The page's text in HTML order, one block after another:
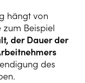
hängt von
Beispiel
der Dauer der
des